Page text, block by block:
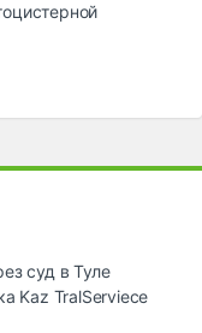
суд в Туле
Kaz TralServiece